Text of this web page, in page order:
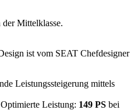
Mittelklasse.
ist vom SEAT Chefdesigner
Leistungssteigerung mittels
Leistung: 149 PS bei